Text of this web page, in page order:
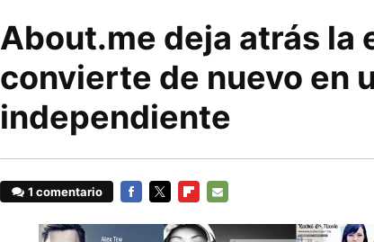
About.me deja atrás la
convierte de nuevo en
independiente
1 comentario
MAIL